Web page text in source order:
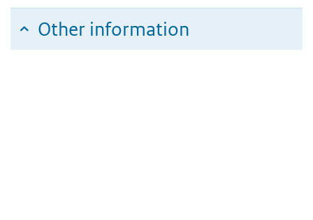
Other information